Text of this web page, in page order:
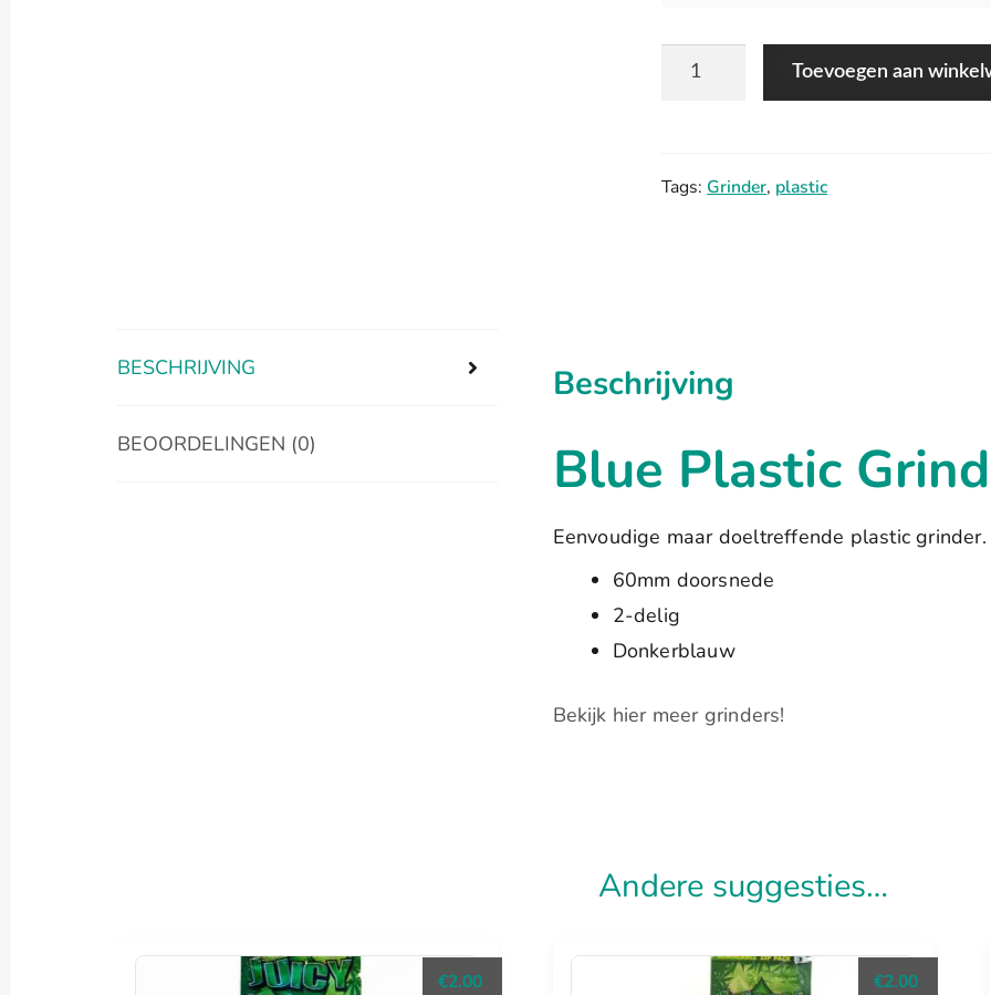
Blue
Toevoegen aan
Tags: Grinder, plastic
BESCHRIJVING
BEOORDELINGEN (0)
Beschrijving
Blue Plastic
Eenvoudige maar doeltreffende plastic grinder.
60mm doorsnede
2-delig
Donkerblauw
Bekijk hier meer grinders!
Andere suggesties…
€2.00 €2.00